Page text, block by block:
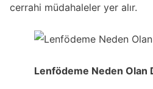
cerrahi müdahaleler yer alır.
Lenfödeme Neden Olan